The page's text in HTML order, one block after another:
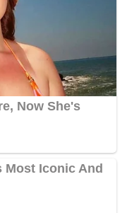
besar
dibuat untuk
bekerjasama?
dan Lim Guang
yang sudah lama
DAP ialah terus
sensasi untuk cuba
supaya membakar